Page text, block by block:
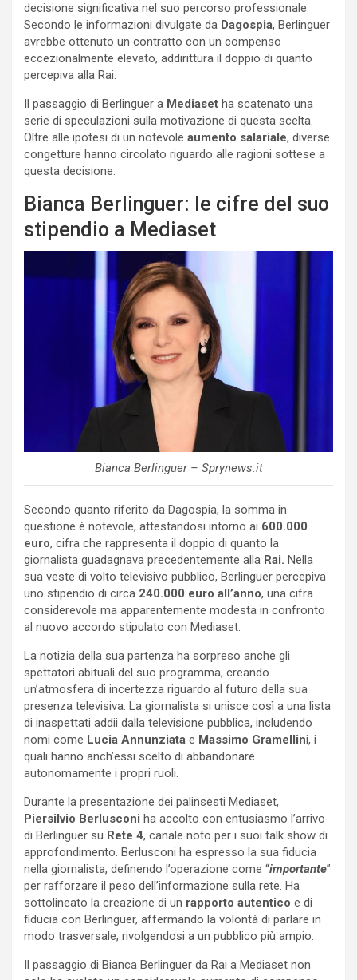
decisione significativa nel suo percorso professionale.
Secondo le informazioni divulgate da Dagospia, Berlinguer
avrebbe ottenuto un contratto con un compenso
eccezionalmente elevato, addirittura il doppio di quanto
percepiva alla Rai.
Il passaggio di Berlinguer a Mediaset ha scatenato una
serie di speculazioni sulla motivazione di questa scelta.
Oltre alle ipotesi di un notevole aumento salariale, diverse
congetture hanno circolato riguardo alle ragioni sottese a
questa decisione.
Bianca Berlinguer: le cifre del suo
stipendio a Mediaset
Bianca Berlinguer – Sprynews.it
Secondo quanto riferito da Dagospia, la somma in
questione è notevole, attestandosi intorno ai 600.000
euro, cifra che rappresenta il doppio di quanto la
giornalista guadagnava precedentemente alla Rai. Nella
sua veste di volto televisivo pubblico, Berlinguer percepiva
uno stipendio di circa 240.000 euro all’anno, una cifra
considerevole ma apparentemente modesta in confronto
al nuovo accordo stipulato con Mediaset.
La notizia della sua partenza ha sorpreso anche gli
spettatori abituali del suo programma, creando
un’atmosfera di incertezza riguardo al futuro della sua
presenza televisiva. La giornalista si unisce così a una lista
di inaspettati addii dalla televisione pubblica, includendo
nomi come Lucia Annunziata e Massimo Gramellini, i
quali hanno anch’essi scelto di abbandonare
autonomamente i propri ruoli.
Durante la presentazione dei palinsesti Mediaset,
Piersilvio Berlusconi ha accolto con entusiasmo l’arrivo
di Berlinguer su Rete 4, canale noto per i suoi talk show di
approfondimento. Berlusconi ha espresso la sua fiducia
nella giornalista, definendo l’operazione come “importante”
per rafforzare il peso dell’informazione sulla rete. Ha
sottolineato la creazione di un rapporto autentico e di
fiducia con Berlinguer, affermando la volontà di parlare in
modo trasversale, rivolgendosi a un pubblico più ampio.
Il passaggio di Bianca Berlinguer da Rai a Mediaset non